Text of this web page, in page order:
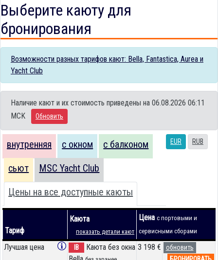
Выберите каюту для
бронирования
Возможности разных тарифов кают: Bella, Fantastica, Aurea и
Yacht Club
Наличие кают и их стоимость приведены на 06.08.2026 06:11
MCK
Обновить
EUR RUB
внутренняя с окном с балконом
сьют MSC Yacht Club
Цены на все доступные каюты
Тариф
Каюта
показать детали кают
Цена с портовыми и
сервисными сборами
Лучшая цена IB
Каюта без окна 3 198 €
обновить